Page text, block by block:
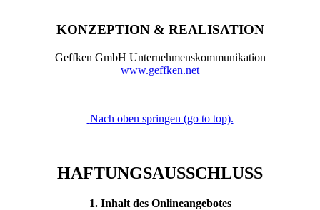
KONZEPTION & REALISATION
Geffken GmbH Unternehmenskommunikation
www.geffken.net
Nach oben springen (go to top).
HAFTUNGSAUSSCHLUSS
1. Inhalt des Onlineangebotes